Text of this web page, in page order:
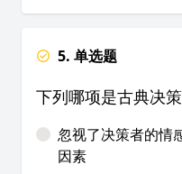
5. 单选题
下列哪项是古典决
忽视了决策者的情
因素